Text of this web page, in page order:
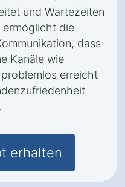
und Wartezeiten
ermöglicht die
dass
Kanäle wie
erreicht
erhalten